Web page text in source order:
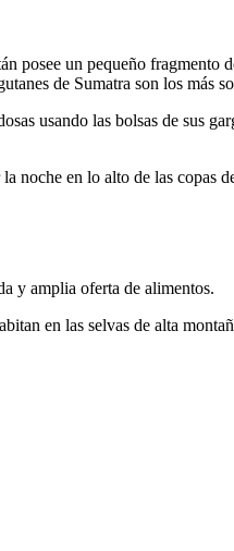
posee un pequeño fragmento
de Sumatra son los más
usando las bolsas de sus
noche en lo alto de las copas
y amplia oferta de alimentos.
en las selvas de alta